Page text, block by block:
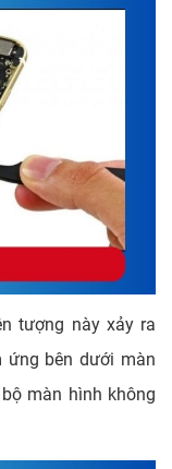
tượng này xảy ra
ứng bên dưới màn
màn hình không